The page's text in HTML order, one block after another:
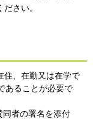
さい。
、在勤又は在学で
あることが必要で
者の署名を添付